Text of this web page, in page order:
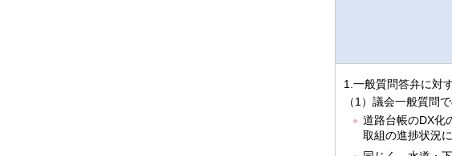
1.一般質問答弁に対
（1）議会一般質問
道路台帳のDX化
取組の進捗状況